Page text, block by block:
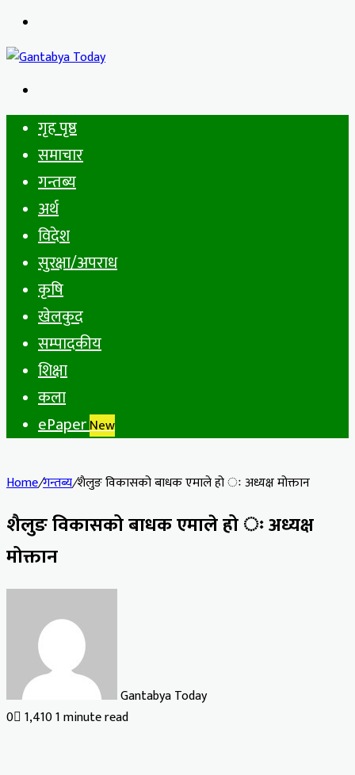
for
गृह पृष्ठ
समाचार
गन्तब्य
अर्थ
विदेश
सुरक्षा/अपराध
कृषि
खेलकुद
सम्पादकीय
शिक्षा
कला
ePaperNew
Home/गन्तब्य/शैलुङ विकासको बाधक एमाले हो ः अध्यक्ष मोक्तान
शैलुङ विकासको बाधक एमाले हो ः अध्यक्ष
मोक्तान
Gantabya Today
0 1,4101 minute read